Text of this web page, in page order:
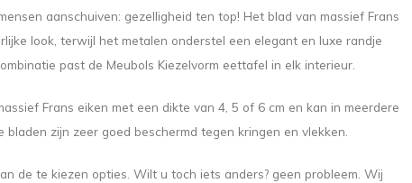
aanschuiven: gezelligheid ten top! Het blad van massief Frans
look, terwijl het metalen onderstel een elegant en luxe randje
past de Meubols Kiezelvorm eettafel in elk interieur.
Frans eiken met een dikte van 4, 5 of 6 cm en kan in meerdere
zijn zeer goed beschermd tegen kringen en vlekken.
de te kiezen opties. Wilt u toch iets anders? geen probleem. Wij